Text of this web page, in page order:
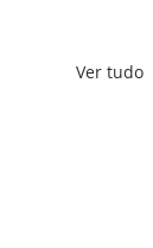
Ver tudo